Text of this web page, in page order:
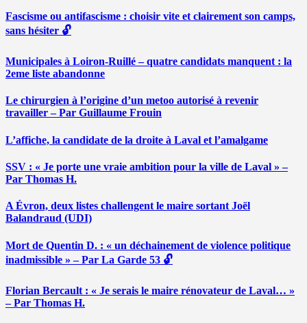
Fascisme ou antifascisme : choisir vite et clairement son camps,
sans hésiter 🔓
Municipales à Loiron-Ruillé – quatre candidats manquent : la
2eme liste abandonne
Le chirurgien à l’origine d’un metoo autorisé à revenir
travailler – Par Guillaume Frouin
L’affiche, la candidate de la droite à Laval et l’amalgame
SSV : « Je porte une vraie ambition pour la ville de Laval » –
Par Thomas H.
A Évron, deux listes challengent le maire sortant Joël
Balandraud (UDI)
Mort de Quentin D. : « un déchainement de violence politique
inadmissible » – Par La Garde 53 🔓
Florian Bercault : « Je serais le maire rénovateur de Laval… »
– Par Thomas H.